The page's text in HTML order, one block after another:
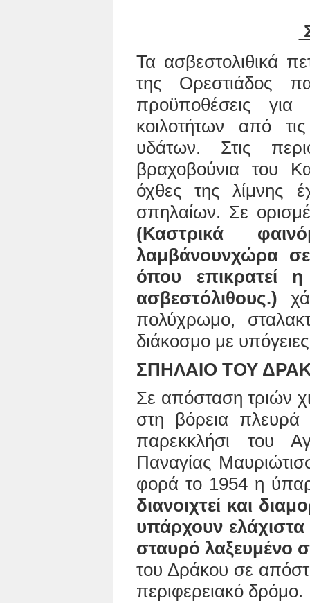
Τα ασβεστολιθικά
της Ορεστιάδος
προϋποθέσεις για
κοιλοτήτων από
υδάτων. Στις
βραχοβούνια του
όχθες της λίμνης
σπηλαίων. Σε
(Καστρικά
λαμβάνουνχώρα σε
όπου επικρατεί
ασβεστόλιθους.)
πολύχρωμο,
διάκοσμο με
ΣΠΗΛΑΙΟ ΤΟΥ
Σε απόσταση τριών
στη βόρεια
παρεκκλήσι του
Παναγίας
φορά το 1954 η
διανοιχτεί και
υπάρχουν
σταυρό λαξευμένο
του Δράκου σε
περιφερειακό δρόμο.